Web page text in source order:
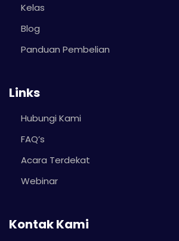
Kelas
Blog
Panduan Pembelian
Links
Hubungi Kami
FAQ’s
Acara Terdekat
Webinar
Kontak Kami